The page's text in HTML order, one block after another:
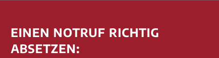
EINEN NOTRUF RICHTIG
ABSETZEN: